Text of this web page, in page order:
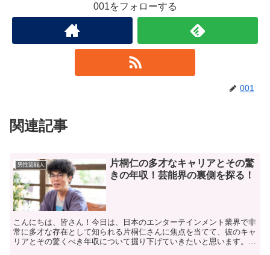
001をフォローする
001
関連記事
男性芸能人
片桐仁の多才なキャリアとその驚
きの年収！芸能界の裏側を探る！
こんにちは、皆さん！今日は、日本のエンターテインメント業界で非
常に多才な存在として知られる片桐仁さんに焦点を当てて、彼のキャ
リアとその驚くべき年収について掘り下げていきたいと思います。片